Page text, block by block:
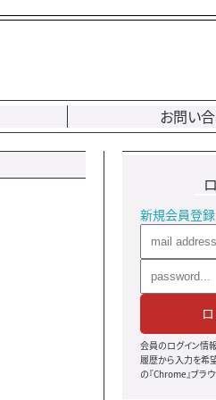
お問い
新規会員登録
会員のログイン情
履歴から入力を希
の『Chrome』ブラ